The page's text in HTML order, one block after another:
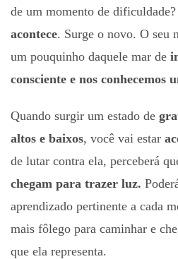
de um momento de dificuldade?
acontece. Surge o novo. O seu
um pouquinho daquele mar de
consciente e nos conhecemos
Quando surgir um estado de
altos e baixos, você vai estar
de lutar contra ela, perceberá
chegam para trazer luz.
aprendizado pertinente a cada
mais fôlego para caminhar e
que ela representa.